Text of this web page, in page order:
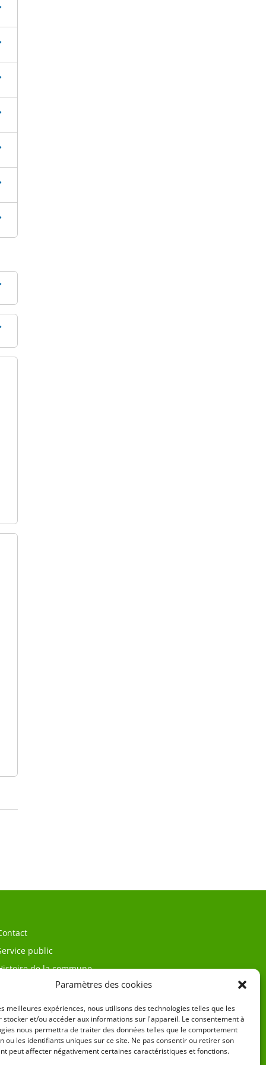
Paramètres des cookies
meilleures expériences, nous utilisons des technologies telles que les
stocker et/ou accéder aux informations sur l'appareil. Le consentement à
nous permettra de traiter des données telles que le comportement
ou les identifiants uniques sur ce site. Ne pas consentir ou retirer son
peut affecter négativement certaines caractéristiques et fonctions.
public
de la commune